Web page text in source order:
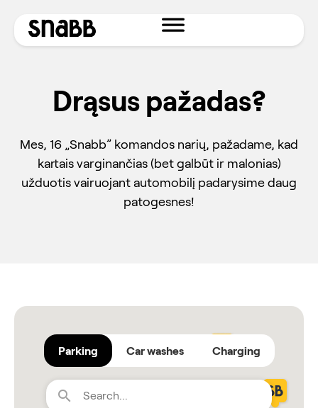
Drąsus pažadas?
Mes, 16 „Snabb” komandos narių, pažadame, kad
kartais varginančias (bet galbūt ir malonias)
užduotis vairuojant automobilį padarysime daug
patogesnes!